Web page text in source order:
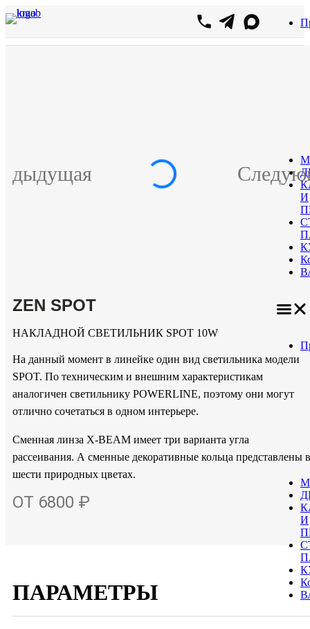
Перейти
к
содержимому
И
И
ZEN SPOT
НАКЛАДНОЙ СВЕТИЛЬНИК SPOT 10W
На данный момент в линейке один вид светильника модели
SPOT. По техническим и внешним характеристикам
аналогичен светильнику POWERLINE, поэтому они могут
отлично сочетаться в одном интерьере.
Сменная линза X-BEAM имеет три варианта угла
рассеивания. А сменные декоративные кольца представлены в
шести природных цветах.
ОТ 6800 ₽
ПАРАМЕТРЫ